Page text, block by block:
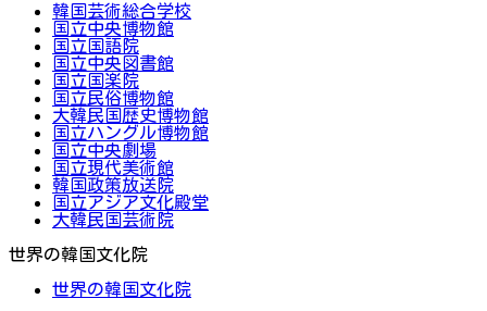
韓国芸術総合学校
国立中央博物館
国立国語院
国立中央図書館
国立国楽院
国立民俗博物館
大韓民国歴史博物館
国立ハングル博物館
国立中央劇場
国立現代美術館
韓国政策放送院
国立アジア文化殿堂
大韓民国芸術院
世界の韓国文化院
世界の韓国文化院